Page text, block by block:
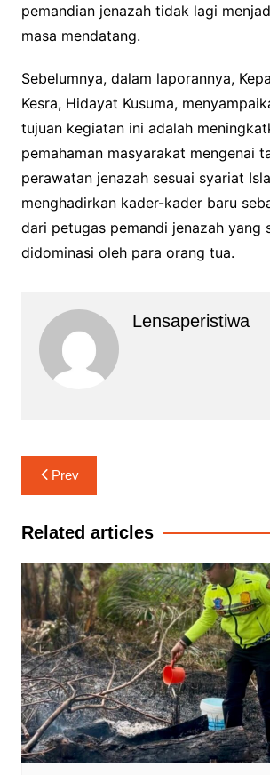
pemandian jenazah tidak lagi
masa mendatang.
Sebelumnya, dalam laporannya,
Kesra, Hidayat Kusuma,
tujuan kegiatan ini adalah
pemahaman masyarakat mengenai
perawatan jenazah sesuai syariat
menghadirkan kader-kader baru
dari petugas pemandi jenazah yang
didominasi oleh para orang tua.
Lensaperistiwa
Navigasi
pos
Prev
Related articles